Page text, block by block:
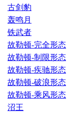
古剑豹
轰鸣月
铁武者
故勒顿-完全形态
故勒顿-制限形态
故勒顿-疾驰形态
故勒顿-破浪形态
故勒顿-乘风形态
沼王